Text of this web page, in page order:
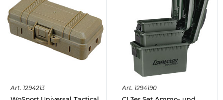
Art. 1294213 Art. 1294190